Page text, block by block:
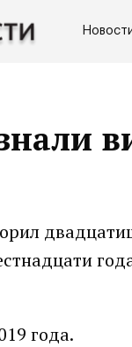
года.